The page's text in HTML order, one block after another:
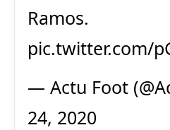
Ramos.
pic.twitter.com/
— Actu Foot
24, 2020